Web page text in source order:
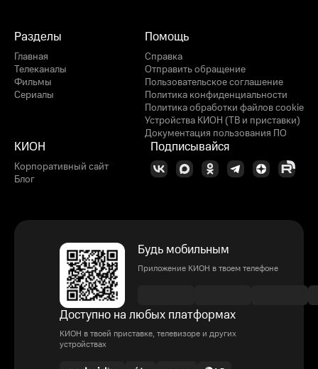
Разделы
Главная
Телеканалы
Фильмы
Сериалы
Помощь
Справка
Отправить обращение
Пользовательское соглашение
Политика конфиденциальности
Политика обработки файлов cookie
Устройства КИОН (ТВ и приставки)
Документация пользования ПО
КИОН
Корпоративный сайт
Блог
Подписывайся
Будь мобильным
Приложение КИОН в твоем телефоне
Доступно на любых платформах
КИОН в твоей приставке, телевизоре и других
устройствах